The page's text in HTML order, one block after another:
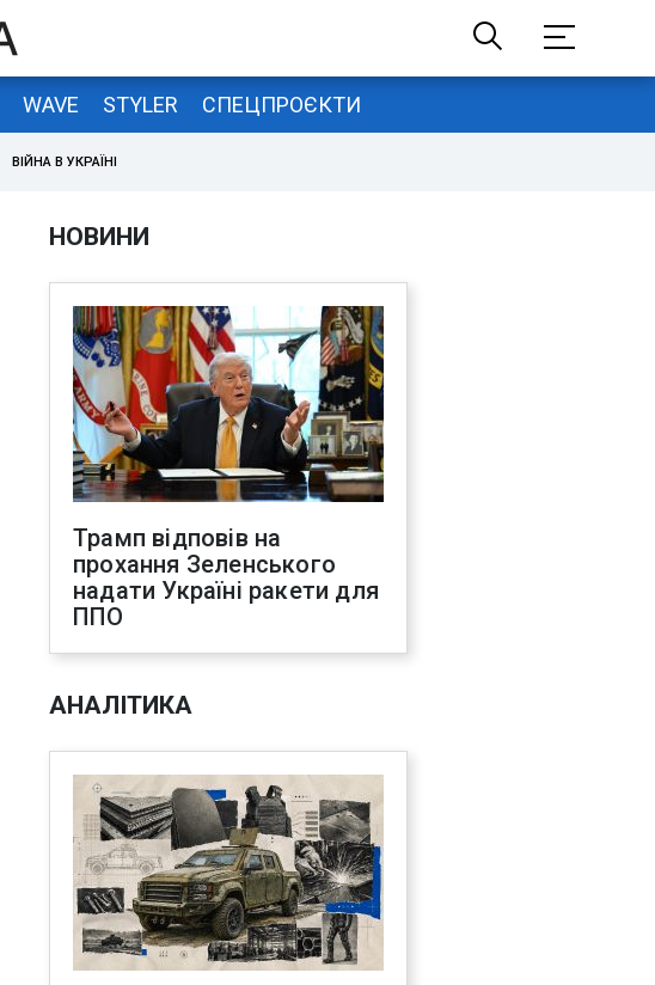
WAVE STYLER СПЕЦПРОЄКТИ
ВІЙНА В УКРАЇНІ
НОВИНИ
Трамп відповів на
прохання Зеленського
надати Україні ракети для
ППО
АНАЛІТИКА